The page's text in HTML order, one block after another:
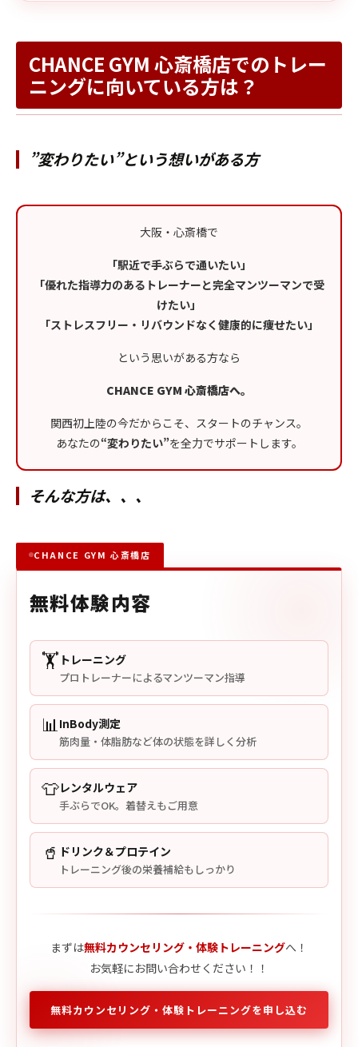
CHANCE GYM 心斎橋店でのトレー
ニングに向いている方は？
”変わりたい”という想いがある方
大阪・心斎橋で
「駅近で手ぶらで通いたい」
「優れた指導力のあるトレーナーと完全マンツーマンで受
けたい」
「ストレスフリー・リバウンドなく健康的に痩せたい」
という思いがある方なら
CHANCE GYM 心斎橋店へ。
関西初上陸の今だからこそ、スタートのチャンス。
あなたの“変わりたい”を全力でサポートします。
そんな方は、、、
CHANCE GYM 心斎橋店
無料体験内容
🏋️ トレーニング
プロトレーナーによるマンツーマン指導
📊 InBody測定
筋肉量・体脂肪など体の状態を詳しく分析
👕レンタルウェア
手ぶらでOK。着替えもご用意
🥤 ドリンク＆プロテイン
トレーニング後の栄養補給もしっかり
まずは無料カウンセリング・体験トレーニングへ！
お気軽にお問い合わせください！！
無料カウンセリング・体験トレーニングを申し込む